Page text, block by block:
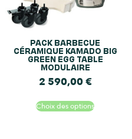
PACK BARBECUE
CÉRAMIQUE KAMADO BIG
GREEN EGG TABLE
MODULAIRE
2 590,00€
Choix des options